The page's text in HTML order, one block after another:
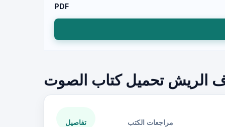
PDF
الريش تحميل كتاب الصوت
تفاصيل مراجعات الكتب